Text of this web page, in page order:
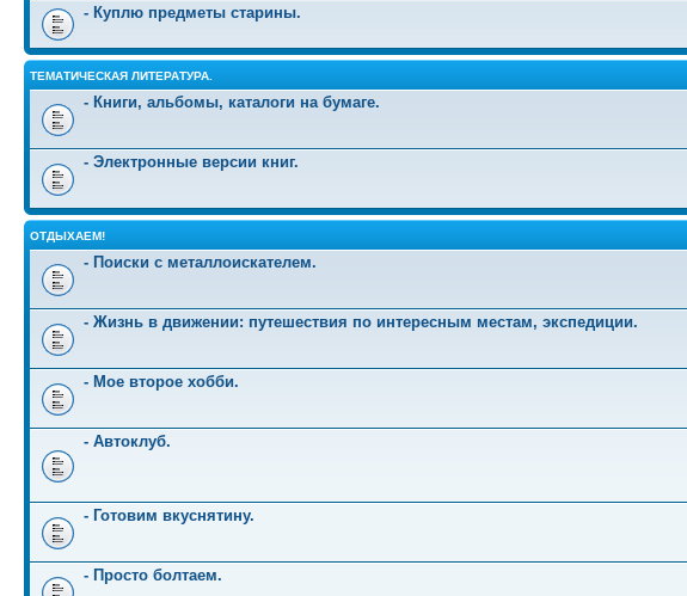
- Куплю предметы старины.
ТЕМАТИЧЕСКАЯ ЛИТЕРАТУРА.
- Книги, альбомы, каталоги на бумаге.
- Электронные версии книг.
ОТДЫХАЕМ!
- Поиски с металлоискателем.
- Жизнь в движении: путешествия по интересным местам, экспедиции.
- Мое второе хобби.
- Автоклуб.
- Готовим вкуснятину.
- Просто болтаем.